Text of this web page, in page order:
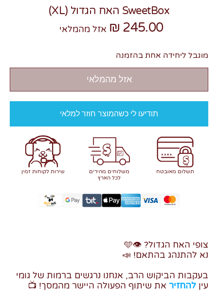
SweetBox האח הגדול (XL)
245.00 ₪ אזל מהמלאי
מוגבל ליחידה אחת בהזמנה
אזל מהמלאי
תודיעו לי כשהמוצר חוזר למלאי
תשלום מאובטח
משלוחים מהירים
לכל הארץ
שירות לקוחות זמין
צופי האח הגדול? 👁️
🩵
נא להתנהג בהתאם! 📣
בעקבות הביקוש הרב, אנחנו נרגשים ברמות של גומי
עין להחזיר את שיתוף הפעולה היישר מהמסך! 📺